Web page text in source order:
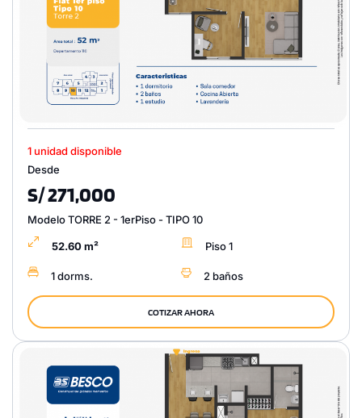
1 unidad disponible
Desde
S/ 271,000
Modelo TORRE 2 - 1erPiso - TIPO 10
52.60 m² Piso 1
1 dorms. 2 baños
COTIZAR AHORA